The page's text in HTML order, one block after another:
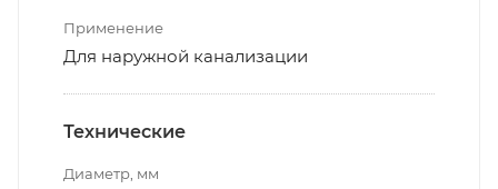
Применение
Для наружной канализации
Технические
Диаметр, мм